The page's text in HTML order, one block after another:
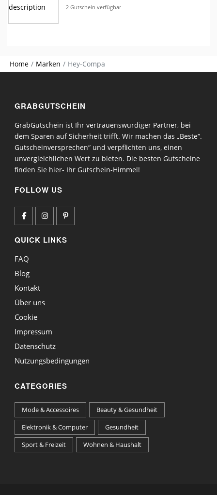
2 Gutschein verfügbar
Home Marken Hey-Compa
GRABGUTSCHEIN
GrabGutschein ist Ihr vertrauenswürdiger Partner, bei
dem Sparen auf Sicherheit trifft. Wir machen das „Beste“.
Gutscheinversprechen“ und verpflichten uns, einen
unvergleichlichen Wert zu bieten. Die besten Gutscheine
finden Sie hier- Ihr Gutschein-Himmel!
FOLLOW US
QUICK LINKS
FAQ
Blog
Kontakt
Über uns
Cookie
Impressum
Datenschutz
Nutzungsbedingungen
CATEGORIES
Mode & Accessoires
Beauty & Gesundheit
Elektronik & Computer
Gesundheit
Sport & Freizeit
Wohnen & Haushalt